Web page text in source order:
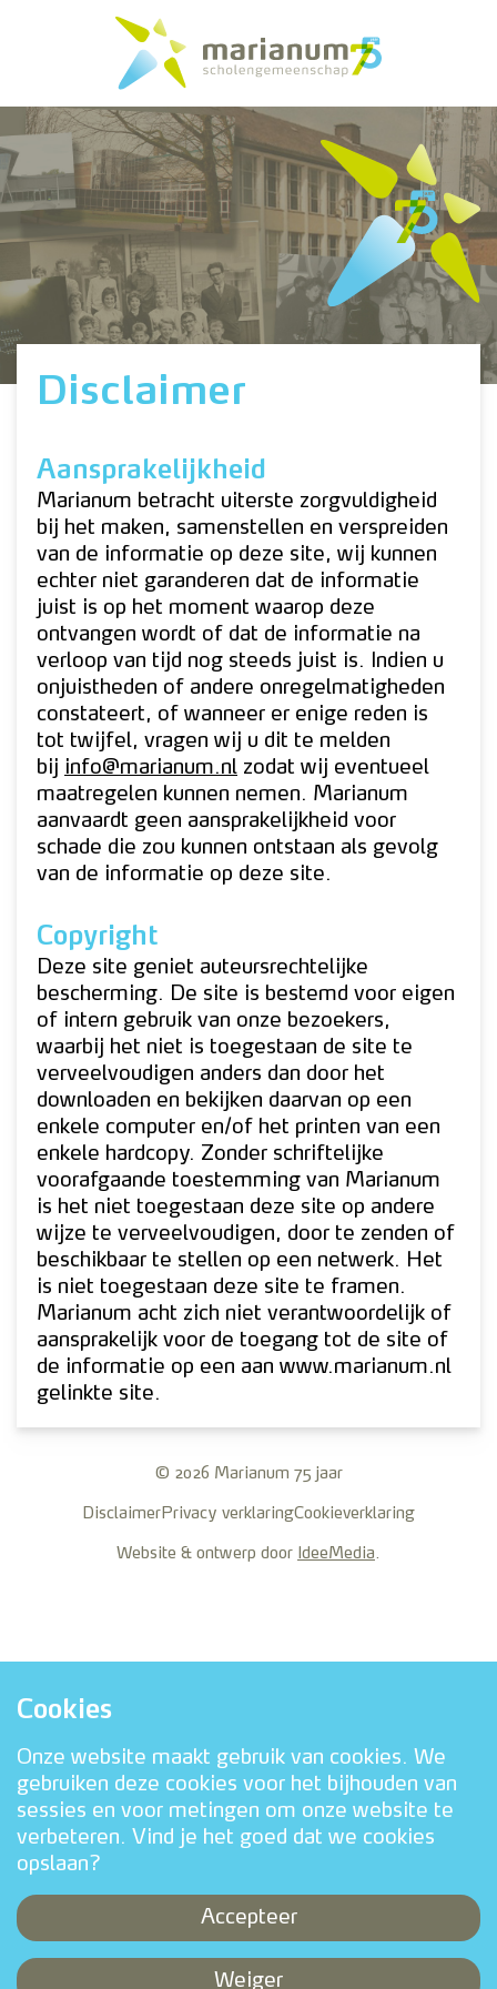
Disclaimer
Aansprakelijkheid
Marianum betracht uiterste zorgvuldigheid
bij het maken, samenstellen en verspreiden
van de informatie op deze site, wij kunnen
echter niet garanderen dat de informatie
juist is op het moment waarop deze
ontvangen wordt of dat de informatie na
verloop van tijd nog steeds juist is. Indien u
onjuistheden of andere onregelmatigheden
constateert, of wanneer er enige reden is
tot twijfel, vragen wij u dit te melden
bij info@marianum.nl zodat wij eventueel
maatregelen kunnen nemen. Marianum
aanvaardt geen aansprakelijkheid voor
schade die zou kunnen ontstaan als gevolg
van de informatie op deze site.
Copyright
Deze site geniet auteursrechtelijke
bescherming. De site is bestemd voor eigen
of intern gebruik van onze bezoekers,
waarbij het niet is toegestaan de site te
verveelvoudigen anders dan door het
downloaden en bekijken daarvan op een
enkele computer en/of het printen van een
enkele hardcopy. Zonder schriftelijke
voorafgaande toestemming van Marianum
is het niet toegestaan deze site op andere
wijze te verveelvoudigen, door te zenden of
beschikbaar te stellen op een netwerk. Het
is niet toegestaan deze site te framen.
Marianum acht zich niet verantwoordelijk of
aansprakelijk voor de toegang tot de site of
de informatie op een aan www.marianum.nl
gelinkte site.
© 2026 Marianum 75 jaar
DisclaimerPrivacy verklaringCookieverklaring
Website & ontwerp door IdeeMedia.
Cookies
Onze website maakt gebruik van cookies. We
gebruiken deze cookies voor het bijhouden van
sessies en voor metingen om onze website te
verbeteren. Vind je het goed dat we cookies
opslaan?
Accepteer
Weiger